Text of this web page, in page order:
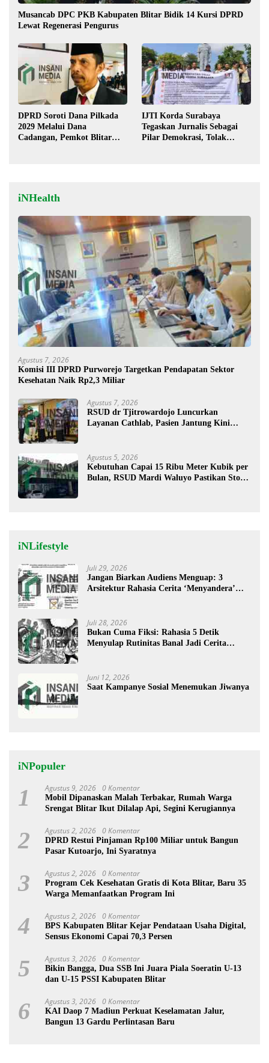
Musancab DPC PKB Kabupaten Blitar Bidik 14 Kursi DPRD
Lewat Regenerasi Pengurus
DPRD Soroti Dana Pilkada
2029 Melalui Dana
Cadangan, Pemkot Blitar
IJTI Korda Surabaya
Tegaskan Jurnalis Sebagai
Pilar Demokrasi, Tolak
iNHealth
Agustus 7, 2026
Komisi III DPRD Purworejo Targetkan Pendapatan Sektor
Kesehatan Naik Rp2,3 Miliar
Agustus 7, 2026
RSUD dr Tjitrowardojo Luncurkan
Layanan Cathlab, Pasien Jantung Kini
Agustus 5, 2026
Kebutuhan Capai 15 Ribu Meter Kubik per
Bulan, RSUD Mardi Waluyo Pastikan Stok
iNLifestyle
Juli 29, 2026
Jangan Biarkan Audiens Menguap: 3
Arsitektur Rahasia Cerita ‘Menyandera’
Juli 28, 2026
Bukan Cuma Fiksi: Rahasia 5 Detik
Menyulap Rutinitas Banal Jadi Cerita
Juni 12, 2026
Saat Kampanye Sosial Menemukan Jiwanya
iNPopuler
1 Agustus 9, 2026 0 Komentar
Mobil Dipanaskan Malah Terbakar, Rumah Warga
Srengat Blitar Ikut Dilalap Api, Segini Kerugiannya
2 Agustus 2, 2026 0 Komentar
DPRD Restui Pinjaman Rp100 Miliar untuk Bangun
Pasar Kutoarjo, Ini Syaratnya
3 Agustus 2, 2026 0 Komentar
Program Cek Kesehatan Gratis di Kota Blitar, Baru 35
Warga Memanfaatkan Program Ini
4 Agustus 2, 2026 0 Komentar
BPS Kabupaten Blitar Kejar Pendataan Usaha Digital,
Sensus Ekonomi Capai 70,3 Persen
5 Agustus 3, 2026 0 Komentar
Bikin Bangga, Dua SSB Ini Juara Piala Soeratin U-13
dan U-15 PSSI Kabupaten Blitar
6 Agustus 3, 2026 0 Komentar
KAI Daop 7 Madiun Perkuat Keselamatan Jalur,
Bangun 13 Gardu Perlintasan Baru